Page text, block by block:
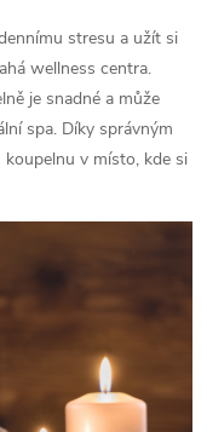
stresu a užít si
wellness centra.
je snadné a může
spa. Díky správným
v místo, kde si